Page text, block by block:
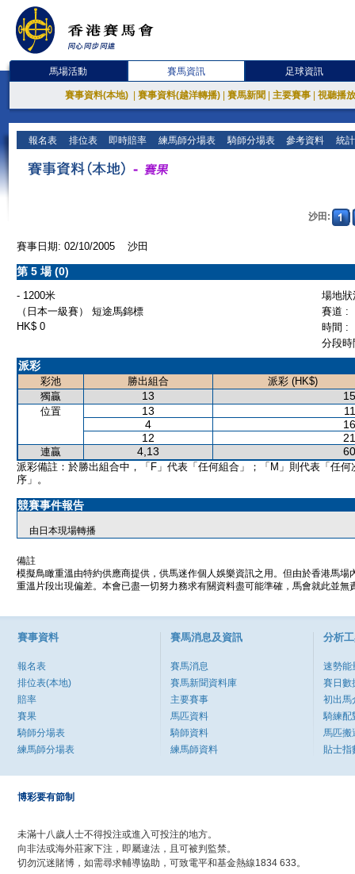
馬場活動 賽馬資訊 足球資訊
賽事資料(本地) 賽事資料(越洋轉播) 賽馬新聞 主要賽事 視聽播
報名表 排位表 即時賠率 練馬師分場表 騎師分場表 參考資料 統
沙田:
賽事日期: 02/10/2005 沙田
第 5 場 (0)
- 1200米
場地
（日本一級賽） 短途馬錦標
賽道 :
HK$ 0
時間 :
分段
派彩
彩池 勝出組合
派彩 (HK$)
獨贏
13
位置 13
4
12
連贏 4,13
派彩備註：於勝出組合中，「F」代表「任何組合」；「M」則代表「任何
序」。
競賽事件報告
由日本現場轉播
備註
模擬鳥瞰重溫由特約供應商提供，供馬迷作個人娛樂資訊之用。但由於香港馬
重溫片段出現偏差。本會已盡一切努力務求有關資料盡可能準確，馬會就此並
賽事資料
報名表
排位表(本地)
賠率
賽果
騎師分場表
練馬師分場表
賽馬消息及資訊
賽馬消息
賽馬新聞資料庫
主要賽事
馬匹資料
騎師資料
練馬師資料
分析
速勢能
賽日數
初出馬
騎練配
馬匹搬
貼士指
博彩要有節制
未滿十八歲人士不得投注或進入可投注的地方。
向非法或海外莊家下注，即屬違法，且可被判監禁。
切勿沉迷賭博，如需尋求輔導協助，可致電平和基金熱線1834 633。